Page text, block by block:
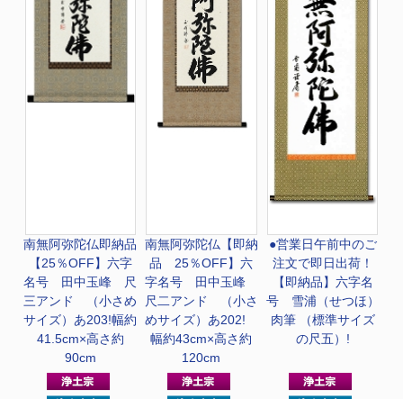
南無阿弥陀仏即納品
【25％OFF】六字
名号 田中玉峰 尺
三アンド （小さめ
サイズ）あ203!幅約
41.5cm×高さ約
90cm
南無阿弥陀仏【即納
品 25％OFF】六
字名号 田中玉峰
尺二アンド （小さ
めサイズ）あ202!
幅約43cm×高さ約
120cm
●営業日午前中のご
注文で即日出荷！
【即納品】六字名
号 雪浦（せつほ）
肉筆 （標準サイズ
の尺五）!